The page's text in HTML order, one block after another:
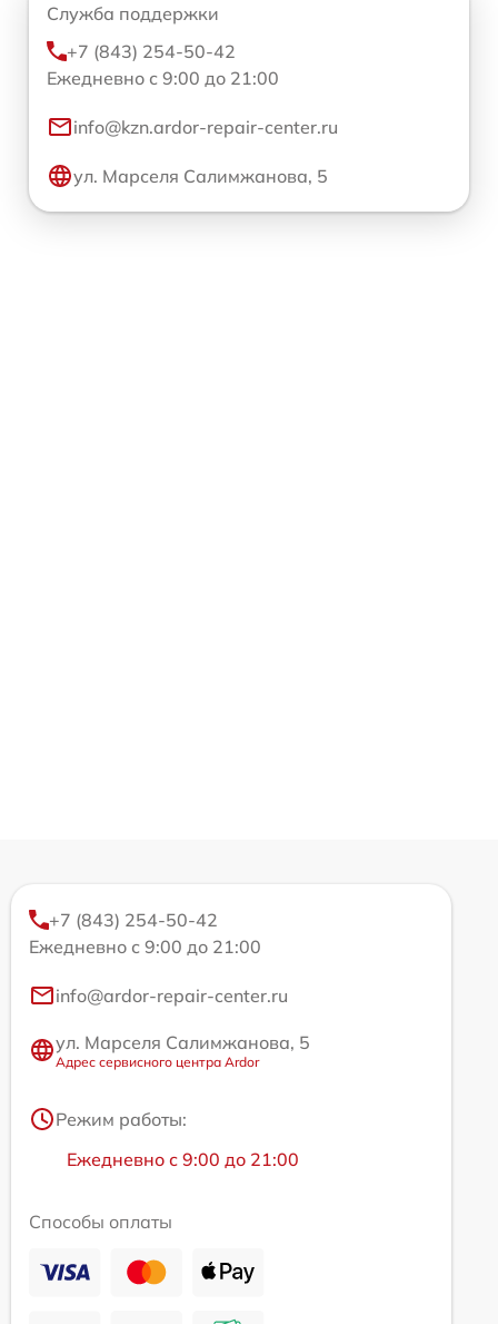
Служба поддержки
+7 (843) 254-50-42
Ежедневно с 9:00 до 21:00
info@kzn.ardor-repair-center.ru
ул. Марселя Салимжанова, 5
+7 (843) 254-50-42
Ежедневно с 9:00 до 21:00
info@ardor-repair-center.ru
ул. Марселя Салимжанова, 5
Адрес сервисного центра Ardor
Режим работы:
Ежедневно с 9:00 до 21:00
Способы оплаты